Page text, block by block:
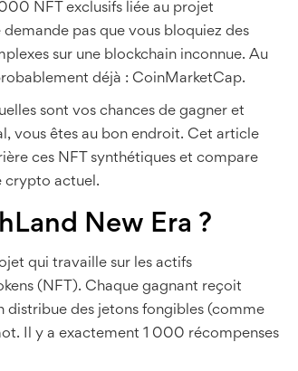
NFT exclusifs liée au projet
pas que vous bloquiez des
sur une blockchain inconnue. Au
déjà : CoinMarketCap.
sont vos chances de gagner et
vous êtes au bon endroit. Cet article
ces NFT synthétiques et compare
crypto actuel.
New Era ?
qui travaille sur les actifs
(NFT). Chaque gagnant reçoit
distribue des jetons fongibles (comme
Il y a exactement 1 000 récompenses